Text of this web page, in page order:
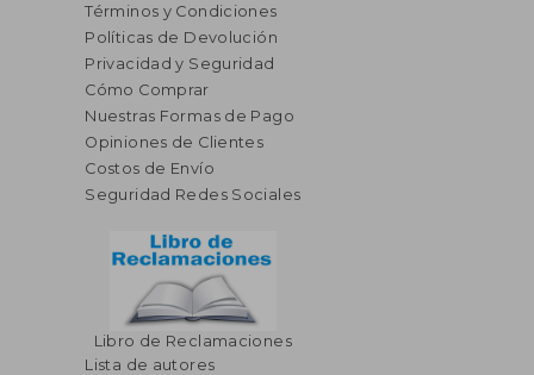
Términos y Condiciones
Políticas de Devolución
Privacidad y Seguridad
Cómo Comprar
Nuestras Formas de Pago
Opiniones de Clientes
Costos de Envío
Seguridad Redes Sociales
Libro de Reclamaciones
Lista de autores